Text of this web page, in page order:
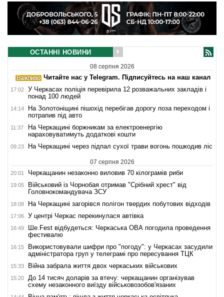
ОСТАННІ НОВИНИ
08 серпня 2026
Читайте нас у Telegram. Підписуйтесь на наш канал
17:02
У Черкасах поліція перевірила 12 розважальних закладів і
понад 100 людей
14:14
На Золотоніщині пішохід перебігав дорогу поза переходом і
потрапив під авто
11:37
На Черкащині боржникам за електроенергію
нараховуватимуть додаткові кошти
09:23 На Черкащині через підпал сухої трави вогонь пошкодив ліс
07 серпня 2026
20:01 Черкащанин незаконно виловив 70 кілограмів риби
19:05
Військовий із Чорнобая отримав "Срібний хрест" від
Головнокомандувача ЗСУ
18:08 На Черкащині загорівся полігон твердих побутових відходів
17:06 У центрі Черкас перекинулася автівка
16:49
Ше.Fest відбудеться: Черкаська ОВА погодила проведення
фестивалю
16:15
Використовували шифри про "погоду": у Черкасах засудили
адміністратора груп у телеграмі про пересування ТЦК
15:33 Війна забрала життя двох черкаських військових
15:20
До 14 тисяч доларів за втечу: черкащанин організував
схему незаконного виїзду військовозобов'язаних